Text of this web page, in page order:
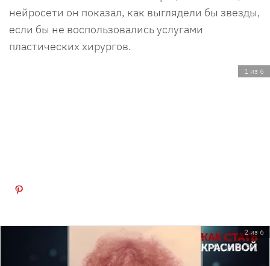
нейросети он показал, как выглядели бы звезды,
если бы не воспользовались услугами
пластических хирургов.
1 из 6
2 из 6